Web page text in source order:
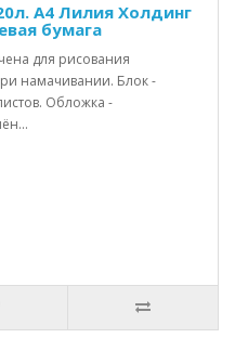
А4 Лилия Холдинг
бумага
для рисования
намачивании. Блок -
Обложка -